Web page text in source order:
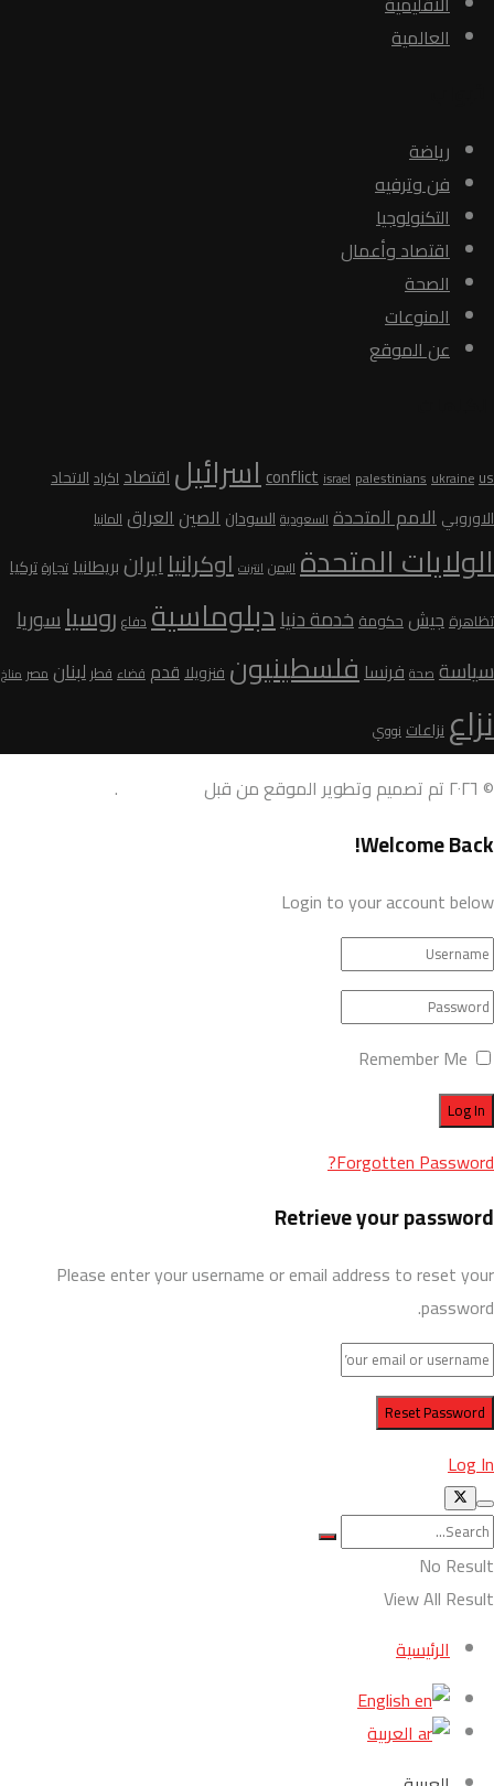
العالمية
رياضة
فن وترفيه
التكنولوجيا
اقتصاد وأعمال
الصحة
المنوعات
عن الموقع
conflict israel palestiniansukraineus اسرائيلاقتصاداكرادالاتحاد
الاوروبي الامم المتحدةالسعوديةالسودانالصينالعراق المانيا
الولايات المتحدةاليمن انترنت اوكرانياايرانبريطانياتجارةتركيا
تظاهرةجيش حكومةخدمة دنيادبلوماسيةدفاع روسياسوريا
سياسةصحةفرنسافلسطينيون فنزويلاقدم قضاءقطرلبنان مصر مناخ
نزاعنزاعاتنووي
© ٢٠٢٦ تم تصميم وتطوير الموقع من قبل .
Welcome Back!
Login to your account below
Remember Me
Forgotten Password?
Retrieve your password
Please enter your username or email address to reset your
password.
Log In
No Result
View All Result
الرئيسية
English
العربية